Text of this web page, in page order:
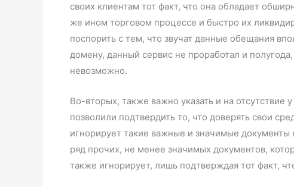
своих клиентам тот факт, что она обладает
же ином торговом процессе и быстро их
поспорить с тем, что звучат данные обещания
домену, данный сервис не проработал и
невозможно.
Во-вторых, также важно указать и на
позволили подтвердить то, что доверять свои
игнорирует такие важные и значимые документы
ряд прочих, не менее значимых документов,
также игнорирует, лишь подтверждая тот факт,